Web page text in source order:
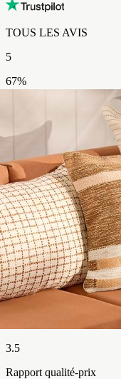
TOUS LES AVIS​​​​‌ ‍ ​‍​‍‌‍ ‌ ​‍‌‍‍‌‌‍‌ ‌‍‍‌‌‍ ‍​‍​‍​ ‍‍​‍​‍‌ ​ ‌‍​‌‌‍ ‍‌‍‍‌‌ ‌​‌ ‍‌​‍ ‍‌‍‍‌‌‍ ​‍​‍​‍ ​​‍​‍‌‍‍​‌ ​‍‌‍‌‌‌‍‌‍​‍​‍​ ‍‍​‍​‍‌‍‍​‌ ‌​‌ ‌​‌ ​​‌ ​ ​ ‍‍​‍ ​‍ ‌‍ ​‌‍ ‌‍​ ‌‍​‌‌‍ ​‌‍‍​‌‍ ‌ ​ ‌ ‌​​ ‍‍​ ​ ​ ​​​ ​​​ ​​​‍ ‌ ​ ‌ ‌​‌ ‌‌‌‍‌​‌‍‍‌‌‍ ​‍ ‌‍‍‌‌‍ ‍‌ ‌​‌‍‌‌‌‍ ‍‌ ‌​​‍ ‌‍‌‌‌‍‌​‌‍‍‌‌ ‌​​‍ ‌‍ ‌‌‍ ‌‍‌​‌‍‌‌​ ‌‌ ​​‌ ​‍‌‍‌‌‌ ​ ‌‍‌‌‌‍ ‍‌ ‌​‌‍​‌‌ ‌​‌‍‍‌‌‍ ‌‍ ‍​ ‍ ‌‍‍‌‌‍‌​​ ‌‌‍​‌​ ​ ​ ‍‌​ ‌ ​ ​​‌‍‌‍​ ​​​ ​​​‍ ‌​ ​‌​ ‌‍​ ​‍‌‍​ ​‍ ‌​ ‌​​ ​‍​ ‌‍​ ‌​​‍ ‌​ ‍​​ ‌ ​ ‍‌‌‍​ ​‍ ‌​ ‌‍‌‍‌‌‌‍​‌‌‍​‌​ ‌ ​ ​‌​ ​​​ ‍​‌‍​‌‌‍‌‍‌‍‌‍​ ‍‌​ ‍ ‌ ‌​‌ ‍‌‌ ​​‌‍‌‌​ ‌‌ ​​‌‍‌​‌ ​​​ ‍ ‌ ​​‌‍​‌‌ ‌​‌‍‍​​ ‌‌ ‌‍‌‍​‌‌‍ ​‌ ‌‌‌‍‌‌‌​​‌‌‍‌​‌‍‌​‌‍‌‌‌‍‌​‌‌​ ‌‍‌‌‌‍​ ‌ ‌​‌‍‍‌‌‍ ‌‍ ‍‌ ​ ​‍‌‌​ ‌‌‌​​‍‌‌ ‌‍‍ ‌‍‌‌‌ ‍‌​‍‌‌​ ​ ‌​‌​​‍‌‌​ ​ ‌​‌​​‍‌‌​ ​‍​ ​‍‌‍​‌​ ‍​​ ‌‍​ ​​‌‍​‍‌‍‌​‌‍‌‌​ ‌ ​ ​‍​ ‌ ‌‍​ ​ ​​​‍‌‌​ ​‍​ ​‍​‍‌‌​ ‌‌‌​‌​​‍ ‍‌ ​‍‌‍‌‌‌ ‌‍‌‍‍‌‌‍‌‌‌ ‌ ‌‌​ ‌ ‌‌‌‍ ‌‌‍ ‌‌‍​‌‌ ​‍‌ ‍‌‌‌‌​‌‍‌‌‌‍ ‌‌ ​​‌‍ ​‌‍​‌‌ ‌​‌‍‌‌​‍ ‍‌‍​‍‌ ​‍‌‍‌‌‌‍​‌‌‍‍ ‌‍‌​‌‍ ‌ ‌ ‌‍ ‍‌​‌​‌‍​‌‌ ‌​‌‍​‌​‍ ‍‌ ‌​‌‍‍‌‌ ‌​‌‍ ​‌‍‌‌​ ‌‍​‍‌‍​‌‌ ​ ‌‍‌‌‌‌‌‌‌ ​‍‌‍ ​​ ‌‌‍‍​‌ ‌​‌ ‌​‌ ​​‌ ​ ​‍‌‌​ ​ ‌​​‌​‍‌‌​ ​‍‌​‌‍​‍‌‌​ ​‍‌​‌‍‌‍ ​‌‍ ‌‍​ ‌‍​‌‌‍ ​‌‍‍​‌‍ ‌ ​ ‌ ‌​​‍‌‌​ ​ ‌​​‌​ ​ ​ ​​​ ​​​ ​​​‍‌‌​ ​‍‌​‌‍‌ ​ ‌ ‌​‌ ‌‌‌‍‌​‌‍‍‌‌‍ ​‍‌‍‌‍‍‌‌‍‌​​ ‌‌‍​‌​ ​ ​ ‍‌​ ‌ ​ ​​‌‍‌‍​ ​​​ ​​​‍ ‌​ ​‌​ ‌‍​ ​‍‌‍​ ​‍ ‌​ ‌​​ ​‍​ ‌‍​ ‌​​‍ ‌​ ‍​​ ‌ ​ ‍‌‌‍​ ​‍ ‌​ ‌‍‌‍‌‌‌‍​‌‌‍​‌​ ‌ ​ ​‌​ ​​​ ‍​‌‍​‌‌‍‌‍‌‍‌‍​ ‍‌​‍‌‍‌ ‌​‌ ‍‌‌ ​​‌‍‌‌​ ‌‌ ​​‌‍‌​‌ ​​​‍‌‍‌ ​​‌‍​‌‌ ‌​‌‍‍​​ ‌‌ ‌‍‌‍​‌‌‍ ​‌ ‌‌‌‍‌‌‌​​‌‌‍‌​‌‍‌​‌‍‌‌‌‍‌​‌‌​ ‌‍‌‌‌‍​ ‌ ‌​‌‍‍‌‌‍ ‌‍ ‍‌ ​ ​‍‌‌​ ‌‌‌​​‍‌‌ ‌‍‍ ‌‍‌‌‌ ‍‌​‍‌‌​ ​ ‌​‌​​‍‌‌​ ​ ‌​‌​​‍‌‌​ ​‍​ ​‍‌‍​‌​ ‍​​ ‌‍​ ​​‌‍​‍‌‍‌​‌‍‌‌​ ‌ ​ ​‍​ ‌ ‌‍​ ​ ​​​‍‌‌​ ​‍​ ​‍​‍‌‌​ ‌‌‌​‌​​‍ ‍‌ ​‍‌‍‌‌‌ ‌‍‌‍‍‌‌‍‌‌‌ ‌ ‌‌​ ‌ ‌‌‌‍ ‌‌‍ ‌‌‍​‌‌ ​‍‌ ‍‌‌‌‌​‌‍‌‌‌‍ ‌‌ ​​‌‍ ​‌‍​‌‌ ‌​‌‍‌‌​‍ ‍‌‍​‍‌ ​‍‌‍‌‌‌‍​‌‌‍‍ ‌‍‌​‌‍ ‌ ‌ ‌‍ ‍‌​‌​‌‍​‌‌ ‌​‌‍​‌​‍ ‍‌ ‌​‌‍‍‌‌ ‌​‌‍ ​‌‍‌‌​‍‌‍‌ ​​‌‍‌‌‌ ​‍‌ ​ ‌ ​​‌‍‌‌‌‍​ ‌ ‌​‌‍‍‌‌ ‌‍‌‍‌‌​ ‌‌ ​​‌ ‌‌‌‍​‍‌‍ ​‌‍‍‌‌ ​ ‌‍‍​‌‍‌‌‌‍‌​​‍​‍‌ ‌
5
67%
11%
2
1%
1
8%
Détails
3.5
Rapport qualité-prix